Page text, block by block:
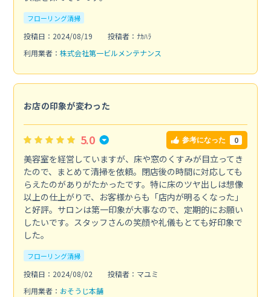
フローリング清掃
投稿日：2024/08/19
投稿者：ﾅｶﾊﾗ
利用業者： 株式会社第一ビルメンテナンス
お店の印象が変わった
5.0 参考になった 0
美容室を経営していますが、床や窓のくすみが目立ってき
たので、まとめて清掃を依頼。閉店後の時間に対応しても
らえたのがありがたかったです。特に床のツヤ出しは想像
以上の仕上がりで、お客様からも「店内が明るくなった」
と好評。サロンは第一印象が大事なので、定期的にお願い
したいです。スタッフさんの笑顔や礼儀もとても好印象で
した。
フローリング清掃
投稿日：2024/08/02
投稿者：マユミ
利用業者： おそうじ本舗